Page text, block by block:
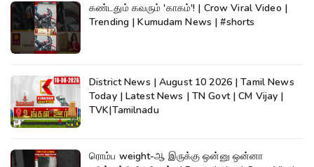
கண்டதும் கவரும் 'காகம்'! | Crow Viral Video |
Trending | Kumudam News | #shorts
District News | August 10 2026 | Tamil News
Today | Latest News | TN Govt | CM Vijay |
TVK|Tamilnadu
ரொம்ப weight-ஆ இருக்கு ஒன்னு ஒன்னா